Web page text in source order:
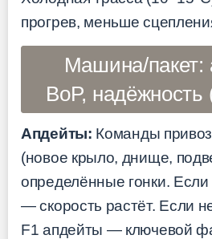
прогрев, меньше
Машина/пакет:
BoP, надёжность
Апдейты: Команды
(новое крыло, днище,
определённые гонки.
— скорость растёт. Если
F1 апдейты — ключевой